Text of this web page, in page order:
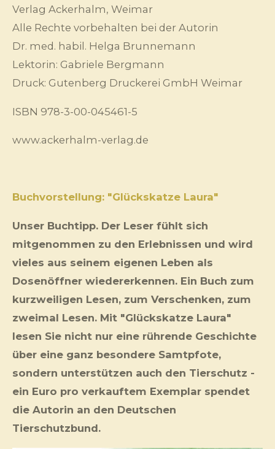
Verlag Ackerhalm, Weimar
Alle Rechte vorbehalten bei der Autorin
Dr. med. habil. Helga Brunnemann
Lektorin: Gabriele Bergmann
Druck: Gutenberg Druckerei GmbH Weimar
ISBN 978-3-00-045461-5
www.ackerhalm-verlag.de
Buchvorstellung: "Glückskatze Laura"
Unser Buchtipp. Der Leser fühlt sich
mitgenommen zu den Erlebnissen und wird
vieles aus seinem eigenen Leben als
Dosenöffner wiedererkennen. Ein Buch zum
kurzweiligen Lesen, zum Verschenken, zum
zweimal Lesen. Mit "Glückskatze Laura"
lesen Sie nicht nur eine rührende Geschichte
über eine ganz besondere Samtpfote,
sondern unterstützen auch den Tierschutz -
ein Euro pro verkauftem Exemplar spendet
die Autorin an den Deutschen
Tierschutzbund.